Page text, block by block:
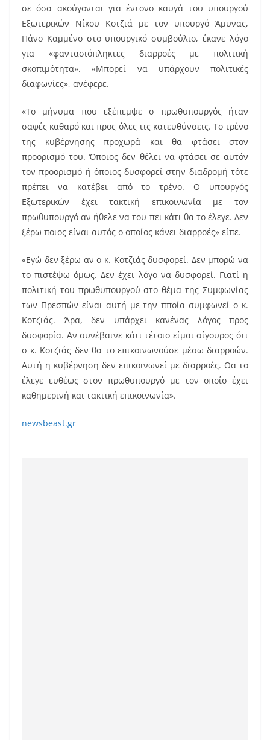
σε όσα ακούγονται για έντονο καυγά του υπουργού
Εξωτερικών Νίκου Κοτζιά με τον υπουργό Άμυνας,
Πάνο Καμμένο στο υπουργικό συμβούλιο, έκανε λόγο
για «φαντασιόπληκτες διαρροές με πολιτική
σκοπιμότητα». «Μπορεί να υπάρχουν πολιτικές
διαφωνίες», ανέφερε.
«Το μήνυμα που εξέπεμψε ο πρωθυπουργός ήταν
σαφές καθαρό και προς όλες τις κατευθύνσεις. Το τρένο
της κυβέρνησης προχωρά και θα φτάσει στον
προορισμό του. Όποιος δεν θέλει να φτάσει σε αυτόν
τον προορισμό ή όποιος δυσφορεί στην διαδρομή τότε
πρέπει να κατέβει από το τρένο. Ο υπουργός
Εξωτερικών έχει τακτική επικοινωνία με τον
πρωθυπουργό αν ήθελε να του πει κάτι θα το έλεγε. Δεν
ξέρω ποιος είναι αυτός ο οποίος κάνει διαρροές» είπε.
«Εγώ δεν ξέρω αν ο κ. Κοτζιάς δυσφορεί. Δεν μπορώ να
το πιστέψω όμως. Δεν έχει λόγο να δυσφορεί. Γιατί η
πολιτική του πρωθυπουργού στο θέμα της Συμφωνίας
των Πρεσπών είναι αυτή με την πποία συμφωνεί ο κ.
Κοτζιάς. Άρα, δεν υπάρχει κανένας λόγος προς
δυσφορία. Αν συνέβαινε κάτι τέτοιο είμαι σίγουρος ότι
ο κ. Κοτζιάς δεν θα το επικοινωνούσε μέσω διαρροών.
Αυτή η κυβέρνηση δεν επικοινωνεί με διαρροές. Θα το
έλεγε ευθέως στον πρωθυπουργό με τον οποίο έχει
καθημερινή και τακτική επικοινωνία».
newsbeast.gr